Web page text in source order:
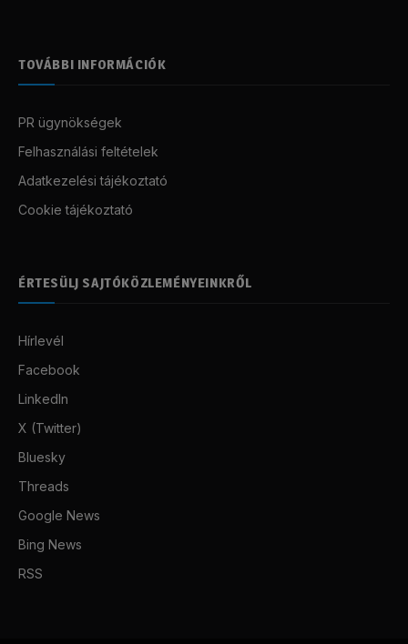
TOVÁBBI INFORMÁCIÓK
PR ügynökségek
Felhasználási feltételek
Adatkezelési tájékoztató
Cookie tájékoztató
ÉRTESÜLJ SAJTÓKÖZLEMÉNYEINKRŐL
Hírlevél
Facebook
LinkedIn
X (Twitter)
Bluesky
Threads
Google News
Bing News
RSS